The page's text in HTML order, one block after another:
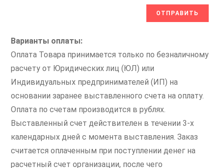
Варианты оплаты:
Оплата Товара принимается только по безналичному
расчету от Юридических лиц (ЮЛ) или
Индивидуальных предпринимателей (ИП) на
основании заранее выставленного счета на оплату.
Оплата по счетам производится в рублях.
Выставленный счет действителен в течении 3-х
календарных дней с момента выставления. Заказ
считается оплаченным при поступлении денег на
расчетный счет организации, после чего